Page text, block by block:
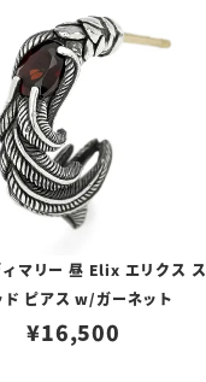
ィマリー 昼 Elix エリクス ス
ド ピアス w/ガーネット
¥16,500